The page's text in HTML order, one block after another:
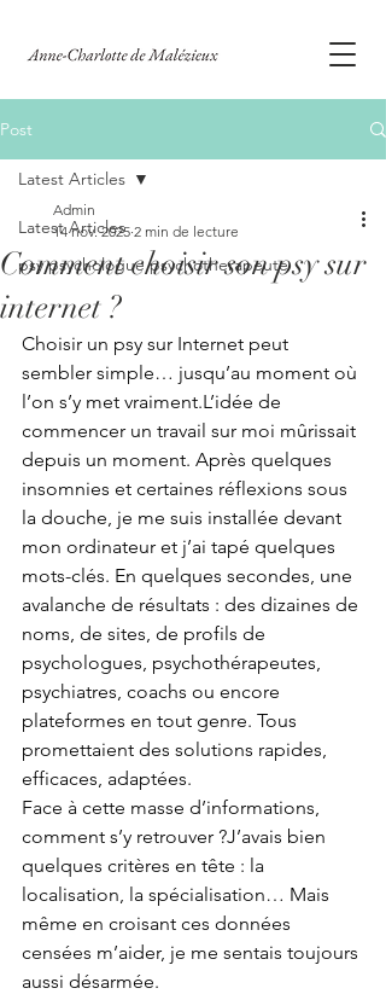
Post
Latest Articles
psy psychologue psychotherapeute
Latest Articles
Comment choisir son psy sur
internet ?
Admin
14 nov. 2025 2 min de lecture
Choisir un psy sur Internet peut
sembler simple… jusqu’au moment où
l’on s’y met vraiment.L’idée de
commencer un travail sur moi mûrissait
depuis un moment. Après quelques
insomnies et certaines réflexions sous
la douche, je me suis installée devant
mon ordinateur et j’ai tapé quelques
mots-clés. En quelques secondes, une
avalanche de résultats : des dizaines de
noms, de sites, de profils de
psychologues, psychothérapeutes,
psychiatres, coachs ou encore
plateformes en tout genre. Tous
promettaient des solutions rapides,
efficaces, adaptées.
Face à cette masse d’informations,
comment s’y retrouver ?J’avais bien
quelques critères en tête : la
localisation, la spécialisation… Mais
même en croisant ces données
censées m’aider, je me sentais toujours
aussi désarmée.